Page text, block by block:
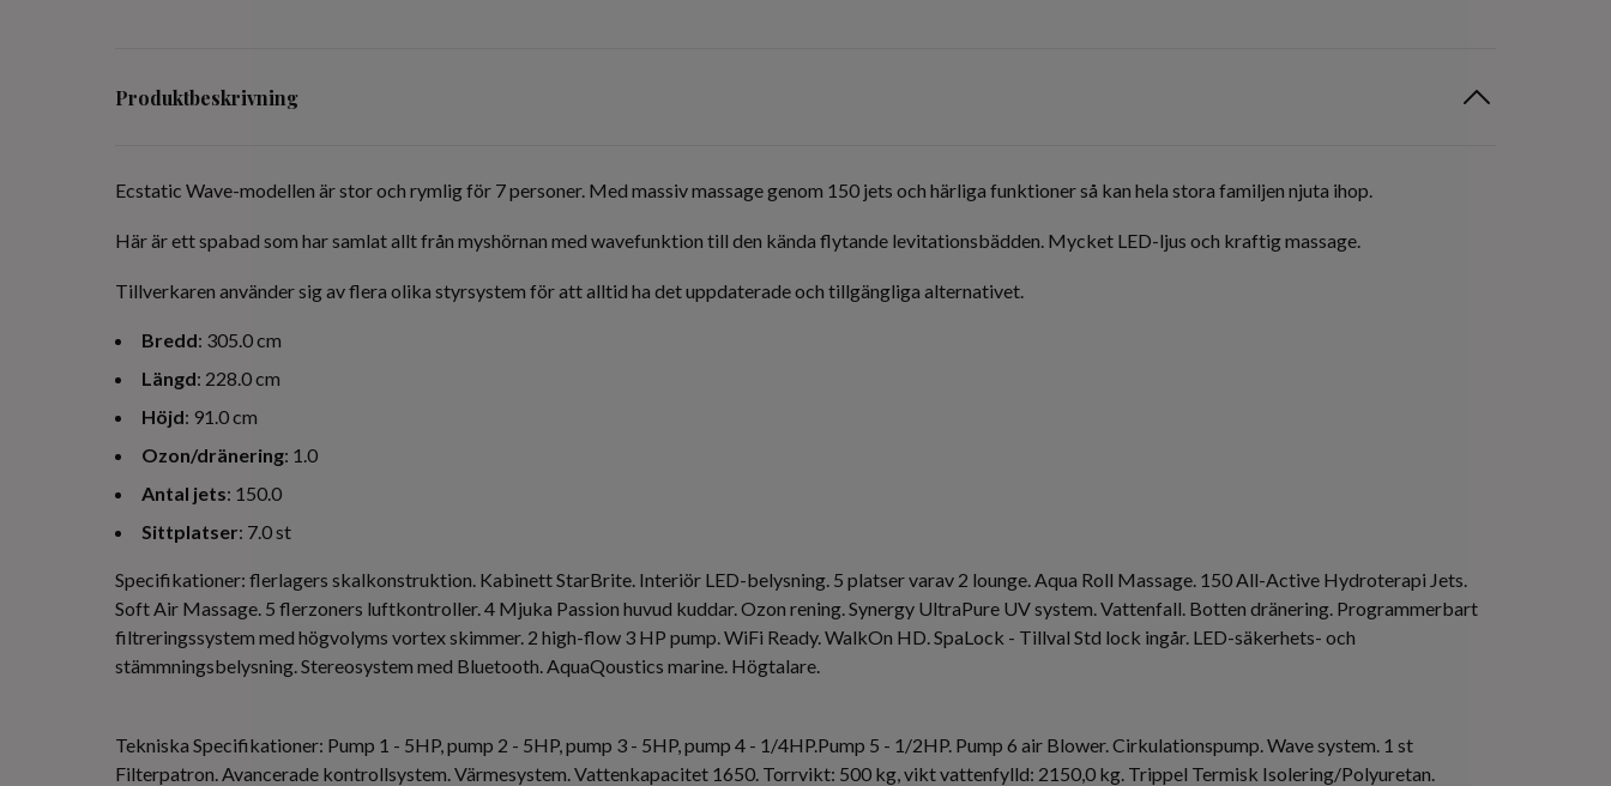
Produktbeskrivning
Ecstatic Wave-modellen är stor och rymlig för 7 personer. Med massiv massage genom 150 jets och härliga funktioner så kan hela stora familjen njuta ihop.
Här är ett spabad som har samlat allt från myshörnan med wavefunktion till den kända flytande levitationsbädden. Mycket LED-ljus och kraftig massage.
Tillverkaren använder sig av flera olika styrsystem för att alltid ha det uppdaterade och tillgängliga alternativet.
Bredd: 305.0 cm
Längd: 228.0 cm
Höjd: 91.0 cm
Ozon/dränering: 1.0
Antal jets: 150.0
Sittplatser: 7.0 st
Specifikationer: flerlagers skalkonstruktion. Kabinett StarBrite. Interiör LED-belysning. 5 platser varav 2 lounge. Aqua Roll Massage. 150 All-Active Hydroterapi Jets.
Soft Air Massage. 5 flerzoners luftkontroller. 4 Mjuka Passion huvud kuddar. Ozon rening. Synergy UltraPure UV system. Vattenfall. Botten dränering. Programmerbart
filtreringssystem med högvolyms vortex skimmer. 2 high-flow 3 HP pump. WiFi Ready. WalkOn HD. SpaLock - Tillval Std lock ingår. LED-säkerhets- och
stämmningsbelysning. Stereosystem med Bluetooth. AquaQoustics marine. Högtalare.
Tekniska Specifikationer: Pump 1 - 5HP, pump 2 - 5HP, pump 3 - 5HP, pump 4 - 1/4HP.Pump 5 - 1/2HP. Pump 6 air Blower. Cirkulationspump. Wave system. 1 st
Filterpatron. Avancerade kontrollsystem. Värmesystem. Vattenkapacitet 1650. Torrvikt: 500 kg, vikt vattenfylld: 2150,0 kg. Trippel Termisk Isolering/Polyuretan.